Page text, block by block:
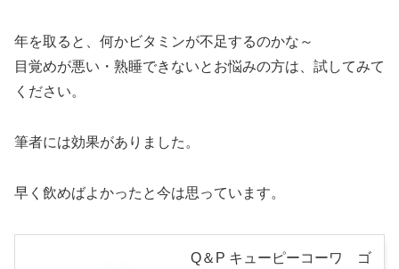
年を取ると、何かビタミンが不足するのかな～
目覚めが悪い・熟睡できないとお悩みの方は、試してみて
ください。
筆者には効果がありました。
早く飲めばよかったと今は思っています。
Q＆P キューピーコーワ ゴ